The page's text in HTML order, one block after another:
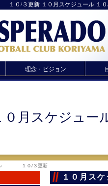
/３更新 １０月スケジュール １０/
理念・ビジョン
０月スケジ
ル １０/３更新
１０月